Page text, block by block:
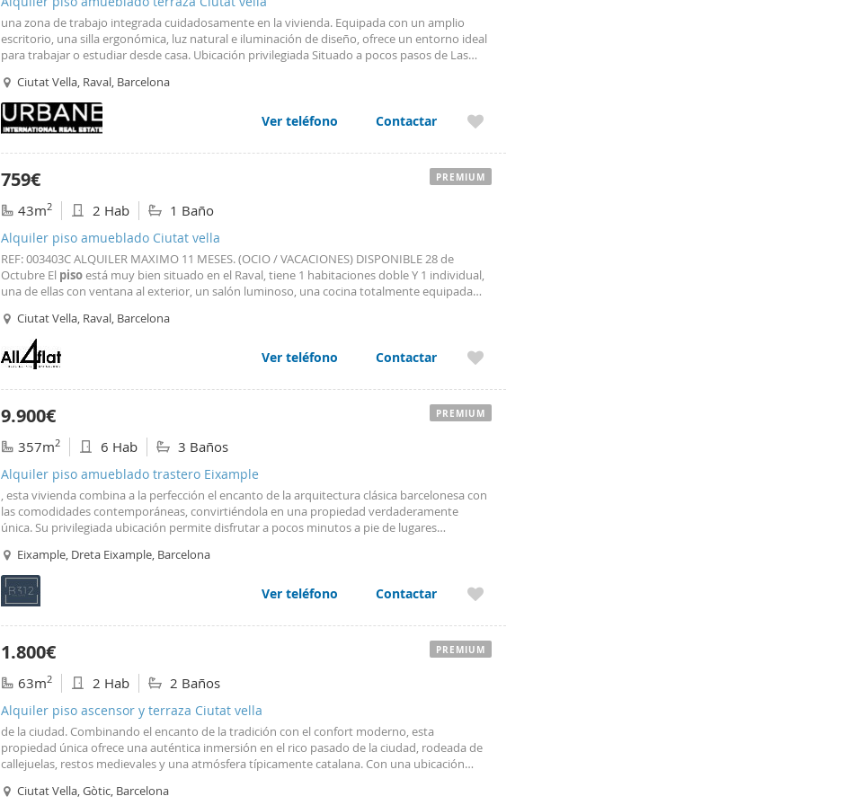
una zona de trabajo integrada cuidadosamente en la vivienda. Equipada con un amplio
escritorio, una silla ergonómica, luz natural e iluminación de diseño, ofrece un entorno ideal
para trabajar o estudiar desde casa. Ubicación privilegiada Situado a pocos pasos de Las
más codiciadas de Barcelona. Rodeado de encantadores
Ciutat Vella, Raval, Barcelona
Ver teléfono Contactar
759€
43m2 2 Hab 1 Baño
Alquiler piso amueblado Ciutat vella
REF: 003403C ALQUILER MAXIMO 11 MESES. (OCIO / VACACIONES) DISPONIBLE 28 de
Octubre El pisoestá muy bien situado en el Raval, tiene 1 habitaciones doble Y 1 individual,
una de ellas con ventana al exterior, un salón luminoso, una cocina totalmente equipada
individual - Un cocina totalmente equipada
Ciutat Vella, Raval, Barcelona
Ver teléfono Contactar
PREMIUM
9.900€
357m2 6 Hab 3 Baños
Alquiler piso amueblado trastero Eixample
, esta vivienda combina a la perfección el encanto de la arquitectura clásica barcelonesa con
las comodidades contemporáneas, convirtiéndola en una propiedad verdaderamente
única. Su privilegiada ubicación permite disfrutar a pocos minutos a pie de lugares
Portal de l’Àngel o LasRamblas, además de contar
Eixample, Dreta Eixample, Barcelona
Ver teléfono Contactar
PREMIUM
1.800€
63m2 2 Hab 2 Baños
Alquiler piso ascensor y terraza Ciutat vella
de la ciudad. Combinando el encanto de la tradición con el confort moderno, esta
propiedad única ofrece una auténtica inmersión en el rico pasado de la ciudad, rodeada de
callejuelas, restos medievales y una atmósfera típicamente catalana. Con una ubicación
Ramblas , el apartamento disfruta de un entorno
Ciutat Vella, Gòtic, Barcelona
PREMIUM